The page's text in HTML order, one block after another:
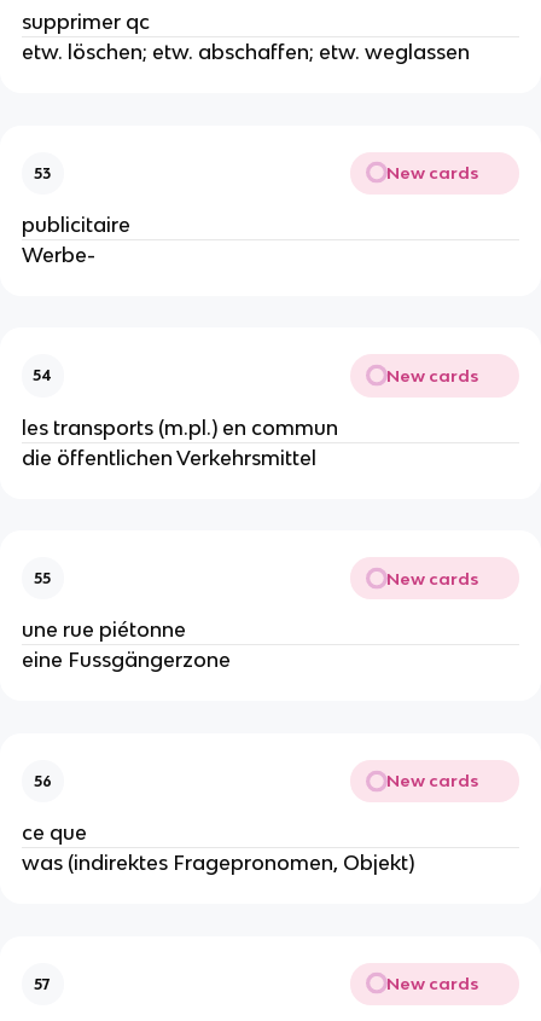
supprimer qc
etw. löschen; etw. abschaffen; etw. weglassen
53 New cards
publicitaire
Werbe-
54 New cards
les transports (m.pl.) en commun
die öffentlichen Verkehrsmittel
55 New cards
une rue piétonne
eine Fussgängerzone
56 New cards
ce que
was (indirektes Fragepronomen, Objekt)
57 New cards